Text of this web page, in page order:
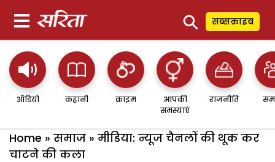
⚲ सब्सक्राइब
ऑडियो कहानी क्राइम
आपकी
समस्याएं
राजनीति
Home » समाज » मीडिया: न्यूज चैनलों की थूक कर
चाटने की कला